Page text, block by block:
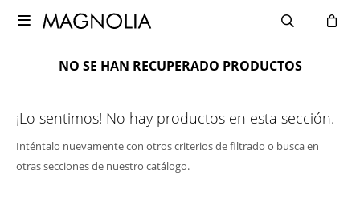

NO SE HAN RECUPERADO PRODUCTOS
¡Lo sentimos! No hay productos en esta sección.
Inténtalo nuevamente con otros criterios de filtrado o busca en
otras secciones de nuestro catálogo.